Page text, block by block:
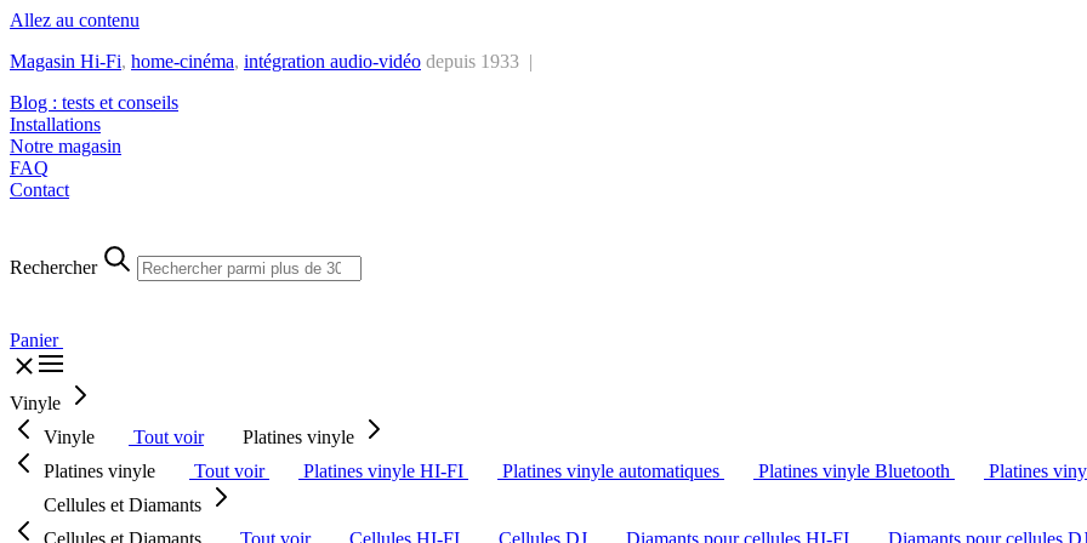
Allez au contenu
Magasin Hi-Fi, home-cinéma, intégration audio-vidéo depuis 1933 |
Blog : tests et conseils
Installations
Notre magasin
FAQ
Contact
Rechercher
Panier
Vinyle
Vinyle
Tout voir
Platines vinyle
Platines vinyle
Tout voir Platines vinyle HI-FI Platines vinyle automatiques Platines vinyle Bluetooth
Platines
Cellules et Diamants
Cellules et Diamants
Tout voir Cellules HI-FI Cellules DJ Diamants pour cellules HI-FI
Diamants pour cellules